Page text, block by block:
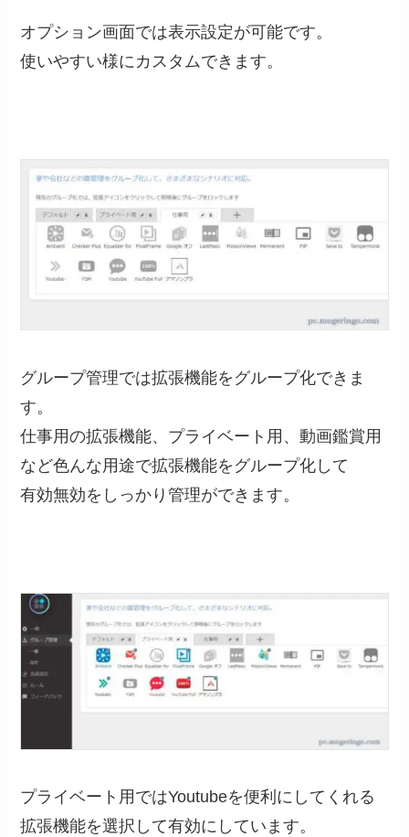
オプション画面では表示設定が可能です。
使いやすい様にカスタムできます。
グループ管理では拡張機能をグループ化できま
す。
仕事用の拡張機能、プライベート用、動画鑑賞用
など色んな用途で拡張機能をグループ化して
有効無効をしっかり管理ができます。
プライベート用ではYoutubeを便利にしてくれる
拡張機能を選択して有効にしています。